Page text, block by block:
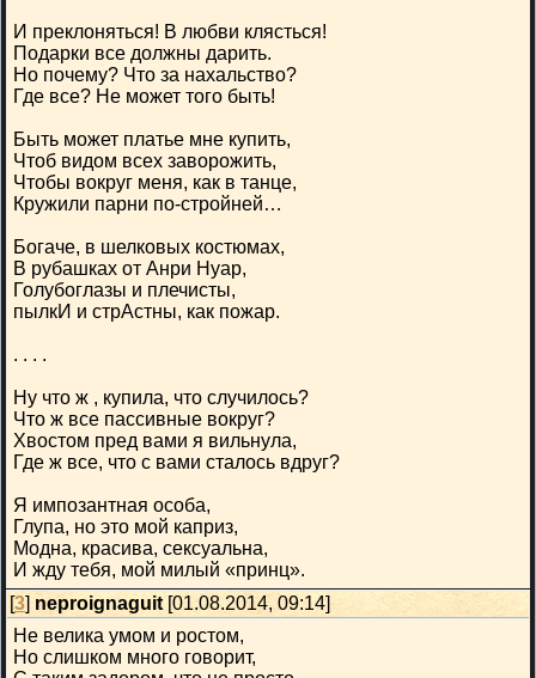
И преклоняться! В любви клясться!
Подарки все должны дарить.
Но почему? Что за нахальство?
Где все? Не может того быть!
Быть может платье мне купить,
Чтоб видом всех заворожить,
Чтобы вокруг меня, как в танце,
Кружили парни по-стройней…
Богаче, в шелковых костюмах,
В рубашках от Анри Нуар,
Голубоглазы и плечисты,
пылкИ и стрАстны, как пожар.
. . . .
Ну что ж , купила, что случилось?
Что ж все пассивные вокруг?
Хвостом пред вами я вильнула,
Где ж все, что с вами сталось вдруг?
Я импозантная особа,
Глупа, но это мой каприз,
Модна, красива, сексуальна,
И жду тебя, мой милый «принц».
[3] neproignaguit [01.08.2014, 09:14]
Не велика умом и ростом,
Но слишком много говорит,